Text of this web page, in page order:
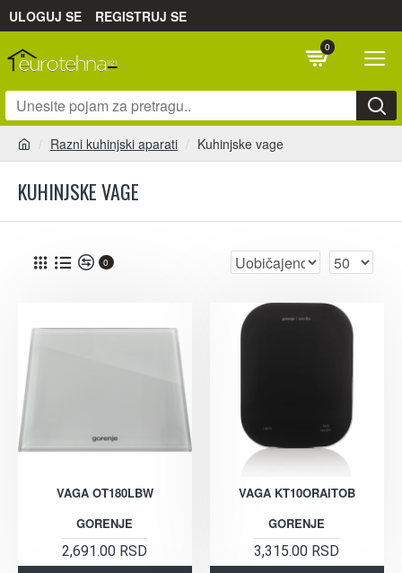
ULOGUJ SE REGISTRUJ SE
0
Razni kuhinjski aparati Kuhinjske vage
KUHINJSKE VAGE
0
VAGA OT180LBW
GORENJE
2,691.00 RSD
VAGA KT10ORAITOB
GORENJE
3,315.00 RSD